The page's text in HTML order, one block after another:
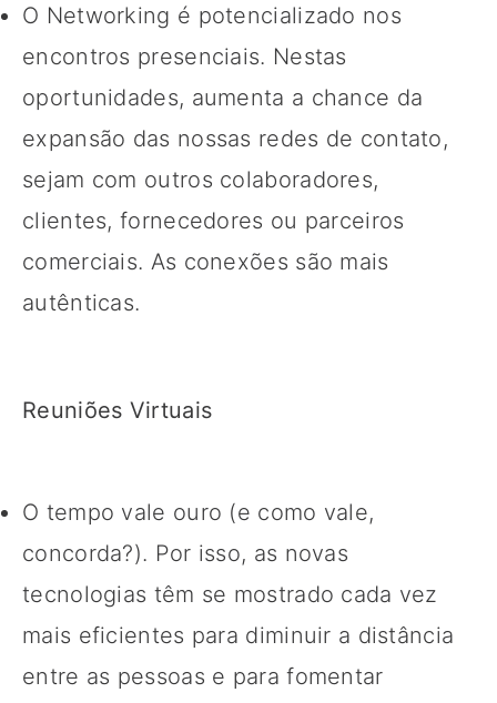
O Networking é potencializado nos
encontros presenciais. Nestas
oportunidades, aumenta a chance da
expansão das nossas redes de contato,
sejam com outros colaboradores,
clientes, fornecedores ou parceiros
comerciais. As conexões são mais
autênticas.
Reuniões Virtuais
O tempo vale ouro (e como vale,
concorda?). Por isso, as novas
tecnologias têm se mostrado cada vez
mais eficientes para diminuir a distância
entre as pessoas e para fomentar